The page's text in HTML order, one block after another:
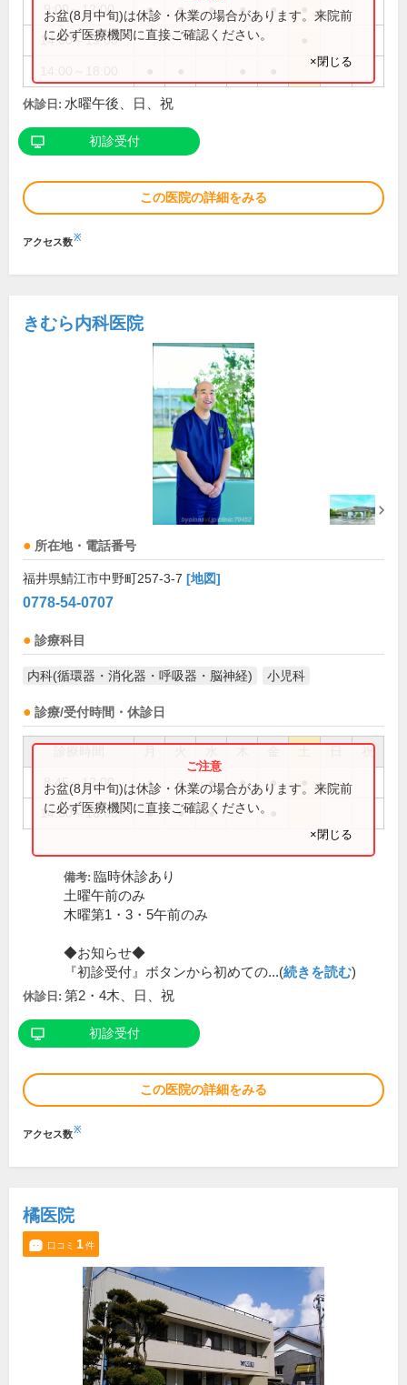
9:00～12:00 ● ● ● ● ●
14:00～15:00
お盆(8月中旬)は休診・休業の場合があります。来院前
に必ず医療機関に直接ご確認ください。
×閉じる
休診日: 水曜午後、日、祝
初診受付
この医院の詳細をみる
アクセス数※
きむら内科医院
所在地・電話番号
福井県鯖江市中野町257-3-7 [地図]
0778-54-0707
診療科目
内科(循環器・消化器・呼吸器・脳神経) 小児科
診療/受付時間・休診日
祝
8:45～12:00 ● ● ● ● ●
14:00～18:00 ● ● ●
お盆(8月中旬)は休診・休業の場合があります。来院前
に必ず医療機関に直接ご確認ください。
×閉じる
備考: 臨時休診あり
土曜午前のみ
木曜第1・3・5午前のみ
◆お知らせ◆
『初診受付』ボタンから初めての...(続きを読む)
休診日: 第2・4木、日、祝
初診受付
この医院の詳細をみる
アクセス数※
橘医院
口コミ 1件